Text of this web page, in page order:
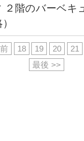
階のバーベキ
18 19 20
21
最後 >>